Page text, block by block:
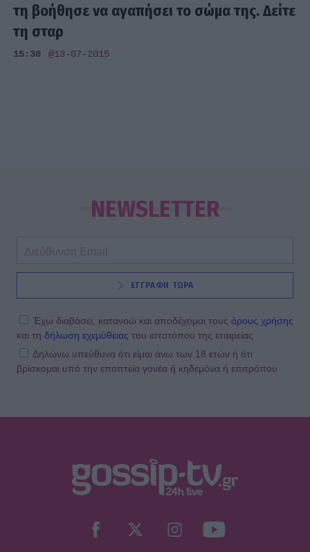
τη βοήθησε να αγαπήσει το σώμα της. Δείτε
τη σταρ
15:30 @13-07-2015
NEWSLETTER
ΕΓΓΡΑΦΗ ΤΩΡΑ
Έχω διαβάσει, κατανοώ και αποδέχομαι τους όρους χρήσης
και τη δήλωση εχεμύθειας του ιστοτόπου της εταιρείας
Δηλώνω υπεύθυνα ότι είμαι άνω των 18 ετών ή ότι
βρίσκομαι υπό την εποπτεία γονέα ή κηδεμόνα ή επιτρόπου